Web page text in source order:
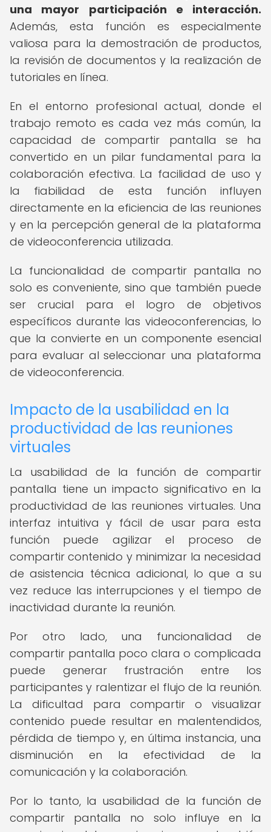
una mayor participación e interacción.
Además, esta función es especialmente
valiosa para la demostración de productos,
la revisión de documentos y la realización de
tutoriales en línea.
En el entorno profesional actual, donde el
trabajo remoto es cada vez más común, la
capacidad de compartir pantalla se ha
convertido en un pilar fundamental para la
colaboración efectiva. La facilidad de uso y
la fiabilidad de esta función influyen
directamente en la eficiencia de las reuniones
y en la percepción general de la plataforma
de videoconferencia utilizada.
La funcionalidad de compartir pantalla no
solo es conveniente, sino que también puede
ser crucial para el logro de objetivos
específicos durante las videoconferencias, lo
que la convierte en un componente esencial
para evaluar al seleccionar una plataforma
de videoconferencia.
Impacto de la usabilidad en la
productividad de las reuniones
virtuales
La usabilidad de la función de compartir
pantalla tiene un impacto significativo en la
productividad de las reuniones virtuales. Una
interfaz intuitiva y fácil de usar para esta
función puede agilizar el proceso de
compartir contenido y minimizar la necesidad
de asistencia técnica adicional, lo que a su
vez reduce las interrupciones y el tiempo de
inactividad durante la reunión.
Por otro lado, una funcionalidad de
compartir pantalla poco clara o complicada
puede generar frustración entre los
participantes y ralentizar el flujo de la reunión.
La dificultad para compartir o visualizar
contenido puede resultar en malentendidos,
pérdida de tiempo y, en última instancia, una
disminución en la efectividad de la
comunicación y la colaboración.
Por lo tanto, la usabilidad de la función de
compartir pantalla no solo influye en la